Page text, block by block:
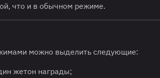
что и в обычном режиме.
можно выделить следующие:
жетон награды;